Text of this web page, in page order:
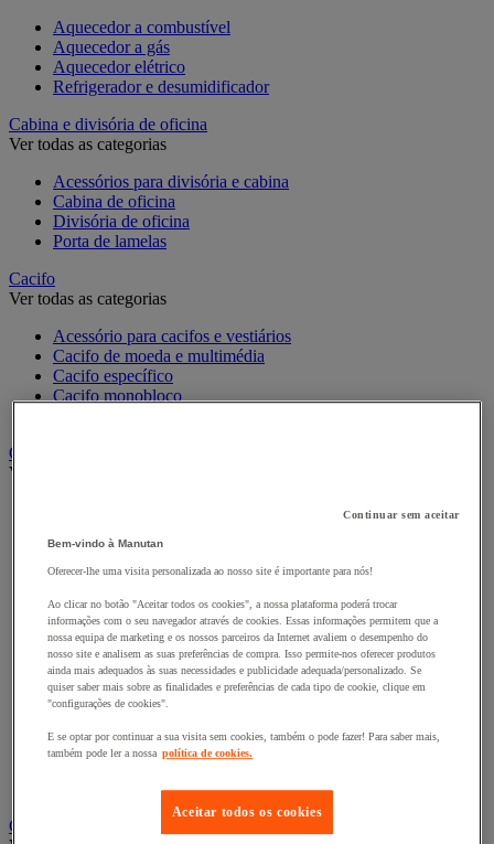
Aquecedor a combustível
Aquecedor a gás
Aquecedor elétrico
Refrigerador e desumidificador
Cabina e divisória de oficina
Ver todas as categorias
Acessórios para divisória e cabina
Cabina de oficina
Divisória de oficina
Porta de lamelas
Cacifo
Ver todas as categorias
Acessório para cacifos e vestiários
Cacifo de moeda e multimédia
Cacifo específico
Cacifo monobloco
Carro e reboque de movimentação industriais
Ver todas as categorias
Carro contentor
Carro de inox e alumínio
Carro de plataformas
Carro dobrável
Carro eléctrico
Carro em fio de aço
Carro para caixas
Carro para carga comprida e volumosa
Carros com espaldar fixo e taipal
Carros de preparação de encomendas
Serviço e Manipulação
Contentor móvel gradeado
Continuar sem aceitar
Bem-vindo à Manutan
Oferecer-lhe uma visita personalizada ao nosso site é importante para nós!
Ao clicar no botão "Aceitar todos os cookies", a nossa plataforma poderá trocar
informações com o seu navegador através de cookies. Essas informações permitem que a
nossa equipa de marketing e os nossos parceiros da Internet avaliem o desempenho do
nosso site e analisem as suas preferências de compra. Isso permite-nos oferecer produtos
ainda mais adequados às suas necessidades e publicidade adequada/personalizado. Se
quiser saber mais sobre as finalidades e preferências de cada tipo de cookie, clique em
"configurações de cookies".
E se optar por continuar a sua visita sem cookies, também o pode fazer! Para saber mais,
também pode ler a nossa política de cookies.
Aceitar todos os cookies